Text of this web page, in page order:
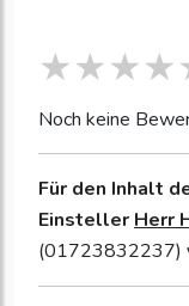
Noch keine
Für den Inhalt
Einsteller Herr
(01723832237)